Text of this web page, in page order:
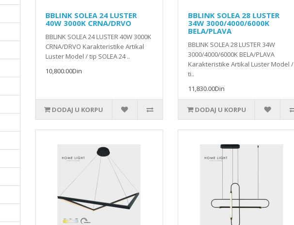
BBLINK SOLEA 24 LUSTER
40W 3000K CRNA/DRVO
BBLINK SOLEA 24 LUSTER 40W 3000K
CRNA/DRVO Karakteristike Artikal
Luster Model / tip SOLEA 24 ..
10,800.00Din
DODAJ U KORPU
BBLINK SOLEA 28 LUSTER
34W 3000/4000/6000K
BELA/PLAVA
BBLINK SOLEA 28 LUSTER 34W
3000/4000/6000K BELA/PLAVA
Karakteristike Artikal Luster Model /
ti..
11,830.00Din
DODAJ U KORPU